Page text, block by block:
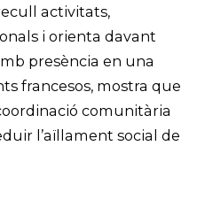
activitats,
i orienta davant
presència en una
francesos, mostra que
comunitària
l’aïllament social de